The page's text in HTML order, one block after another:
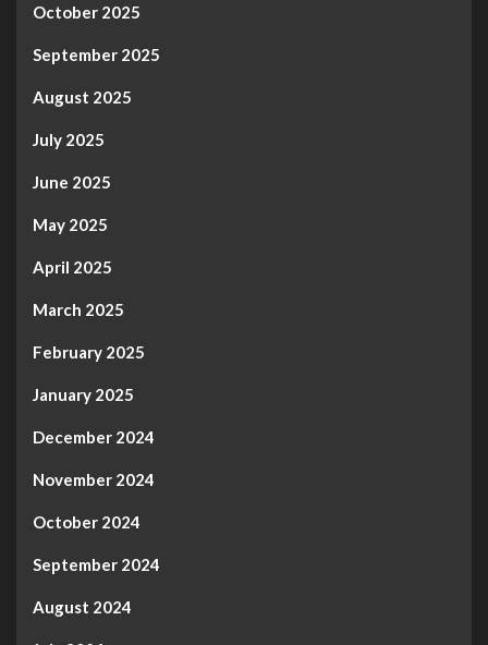
October 2025
September 2025
August 2025
July 2025
June 2025
May 2025
April 2025
March 2025
February 2025
January 2025
December 2024
November 2024
October 2024
September 2024
August 2024